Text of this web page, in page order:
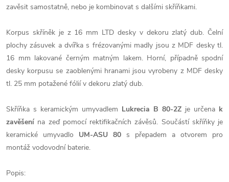
zavěsit samostatně, nebo je kombinovat s dalšími skříňkami.
Korpus skříněk je z 16 mm LTD desky v dekoru zlatý dub. Čelní
plochy zásuvek a dvířka s frézovanými madly jsou z MDF desky tl.
16 mm lakované černým matným lakem. Horní, případně spodní
desky korpusu se zaoblenými hranami jsou vyrobeny z MDF desky
tl. 25 mm potažené fólií v dekoru zlatý dub.
Skříňka s keramickým umyvadlem Lukrecia B 80-2Z je určena k
zavěšení na zeď pomocí rektifikačních závěsů. Součástí skříňky je
keramické umyvadlo UM-ASU 80 s přepadem a otvorem pro
montáž vodovodní baterie.
Popis: